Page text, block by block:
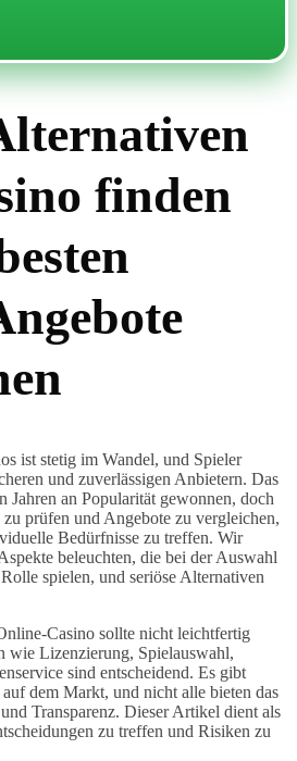
finden
ist stetig im Wandel, und Spieler
und zuverlässigen Anbietern. Das
Jahren an Popularität gewonnen, doch
prüfen und Angebote zu vergleichen,
Bedürfnisse zu treffen. Wir
beleuchten, die bei der Auswahl
spielen, und seriöse Alternativen
Casino sollte nicht leichtfertig
wie Lizenzierung, Spielauswahl,
sind entscheidend. Es gibt
dem Markt, und nicht alle bieten das
Transparenz. Dieser Artikel dient als
zu treffen und Risiken zu